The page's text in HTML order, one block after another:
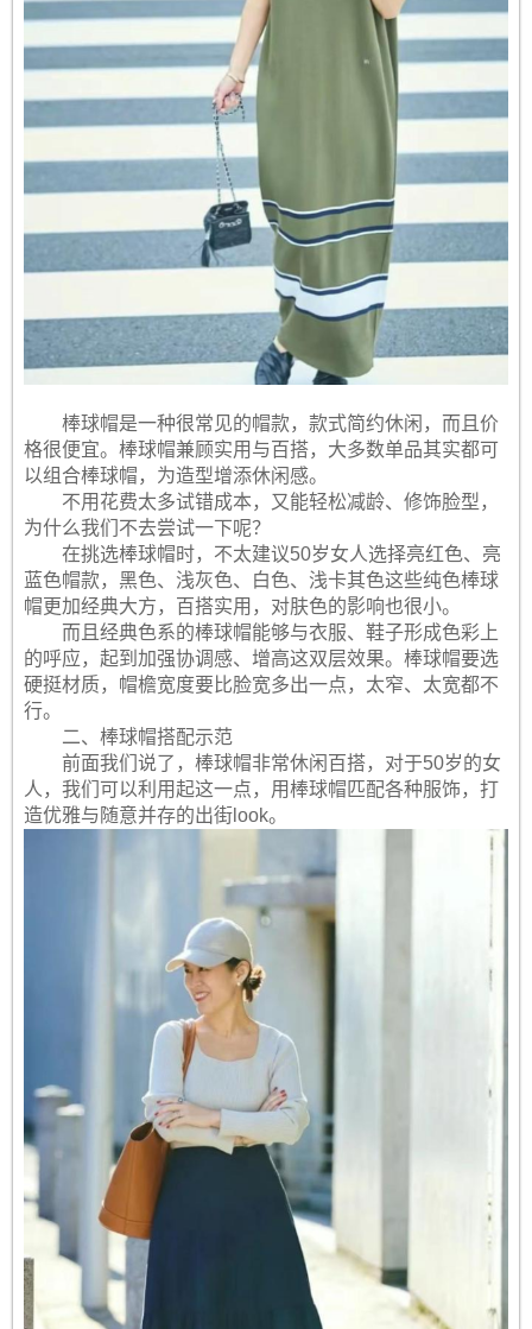
棒球帽是一种很常见的帽款，款式简约休闲，而且价
格很便宜。棒球帽兼顾实用与百搭，大多数单品其实都可
以组合棒球帽，为造型增添休闲感。
不用花费太多试错成本，又能轻松减龄、修饰脸型，
为什么我们不去尝试一下呢？
在挑选棒球帽时，不太建议50岁女人选择亮红色、亮
蓝色帽款，黑色、浅灰色、白色、浅卡其色这些纯色棒球
帽更加经典大方，百搭实用，对肤色的影响也很小。
而且经典色系的棒球帽能够与衣服、鞋子形成色彩上
的呼应，起到加强协调感、增高这双层效果。棒球帽要选
硬挺材质，帽檐宽度要比脸宽多出一点，太窄、太宽都不
行。
二、棒球帽搭配示范
前面我们说了，棒球帽非常休闲百搭，对于50岁的女
人，我们可以利用起这一点，用棒球帽匹配各种服饰，打
造优雅与随意并存的出街look。